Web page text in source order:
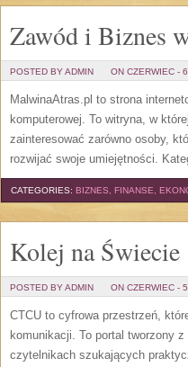
Zawód i Biznes
POSTED BY ADMIN ON CZERWIEC -
MalwinaAtras.pl to strona
komputerowej. To witryna, w
zainteresować zarówno osoby,
rozwijać swoje umiejętności.
CATEGORIES: BIZNES, FINANSE,
Kolej na Świecie
POSTED BY ADMIN ON CZERWIEC -
CTCU to cyfrowa przestrzeń,
komunikacji. To portal tworzony
czytelnikach szukających